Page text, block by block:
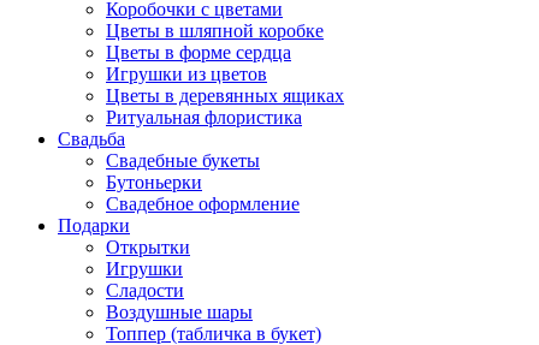
Коробочки с цветами
Цветы в шляпной коробке
Цветы в форме сердца
Игрушки из цветов
Цветы в деревянных ящиках
Ритуальная флористика
Свадьба
Свадебные букеты
Бутоньерки
Свадебное оформление
Подарки
Открытки
Игрушки
Сладости
Воздушные шары
Топпер (табличка в букет)